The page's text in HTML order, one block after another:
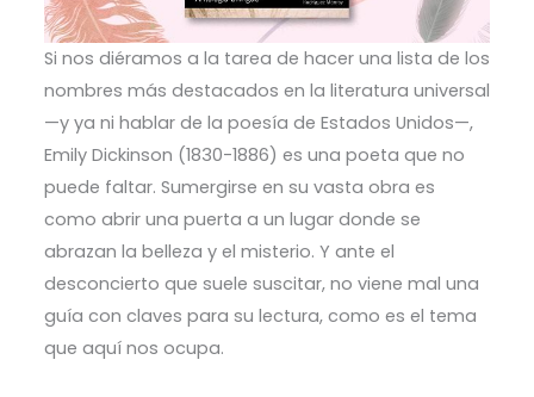
Si nos diéramos a la tarea de hacer una lista de los
nombres más destacados en la literatura universal
—y ya ni hablar de la poesía de Estados Unidos—,
Emily Dickinson (1830-1886) es una poeta que no
puede faltar. Sumergirse en su vasta obra es
como abrir una puerta a un lugar donde se
abrazan la belleza y el misterio. Y ante el
desconcierto que suele suscitar, no viene mal una
guía con claves para su lectura, como es el tema
que aquí nos ocupa.